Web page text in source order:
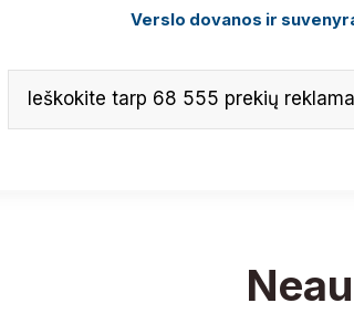
Verslo dovanos ir